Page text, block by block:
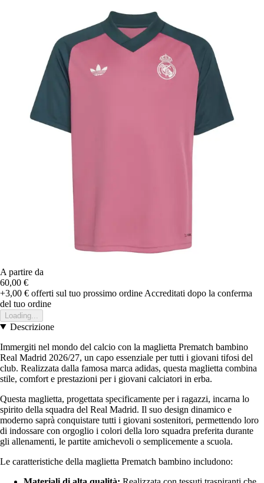
A partire da
60,00 €
+3,00 € offerti sul tuo prossimo ordine Accreditati dopo la conferma
del tuo ordine
Loading...
Descrizione
Immergiti nel mondo del calcio con la maglietta Prematch bambino
Real Madrid 2026/27, un capo essenziale per tutti i giovani tifosi del
club. Realizzata dalla famosa marca adidas, questa maglietta combina
stile, comfort e prestazioni per i giovani calciatori in erba.
Questa maglietta, progettata specificamente per i ragazzi, incarna lo
spirito della squadra del Real Madrid. Il suo design dinamico e
moderno saprà conquistare tutti i giovani sostenitori, permettendo loro
di indossare con orgoglio i colori della loro squadra preferita durante
gli allenamenti, le partite amichevoli o semplicemente a scuola.
Le caratteristiche della maglietta Prematch bambino includono: